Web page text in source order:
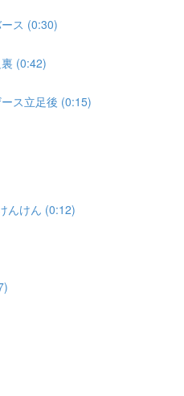
ス (0:30)
(0:42)
ス立足後 (0:15)
んけん (0:12)